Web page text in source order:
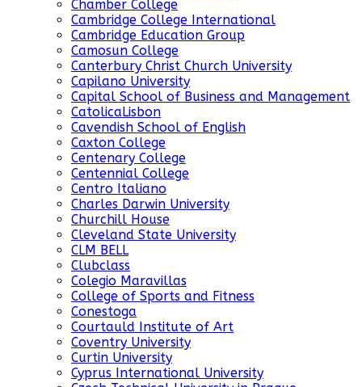
Chamber College
Cambridge College International
Cambridge Education Group
Camosun College
Canterbury Christ Church University
Capilano University
Capital School of Business and Management
CatolicaLisbon
Cavendish School of English
Caxton College
Centenary College
Centennial College
Centro Italiano
Charles Darwin University
Churchill House
Cleveland State University
CLM BELL
Clubclass
Colegio Maravillas
College of Sports and Fitness
Conestoga
Courtauld Institute of Art
Coventry University
Curtin University
Cyprus International University